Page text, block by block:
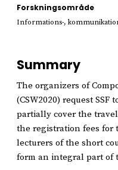
Forskningsområde
Informations-,
Summary
The organizers of
(CSW2020) request
partially cover the
the registration fees for
lecturers of the short
form an integral part of